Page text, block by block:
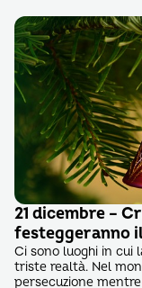
21 dicembre –
festeggeranno
Ci sono luoghi in cui
triste realtà. Nel
persecuzione